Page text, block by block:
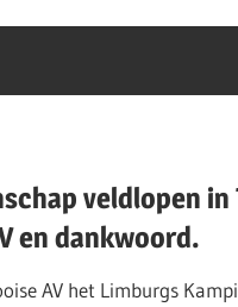
veldlopen
en dankwoord.
AV het Limburgs